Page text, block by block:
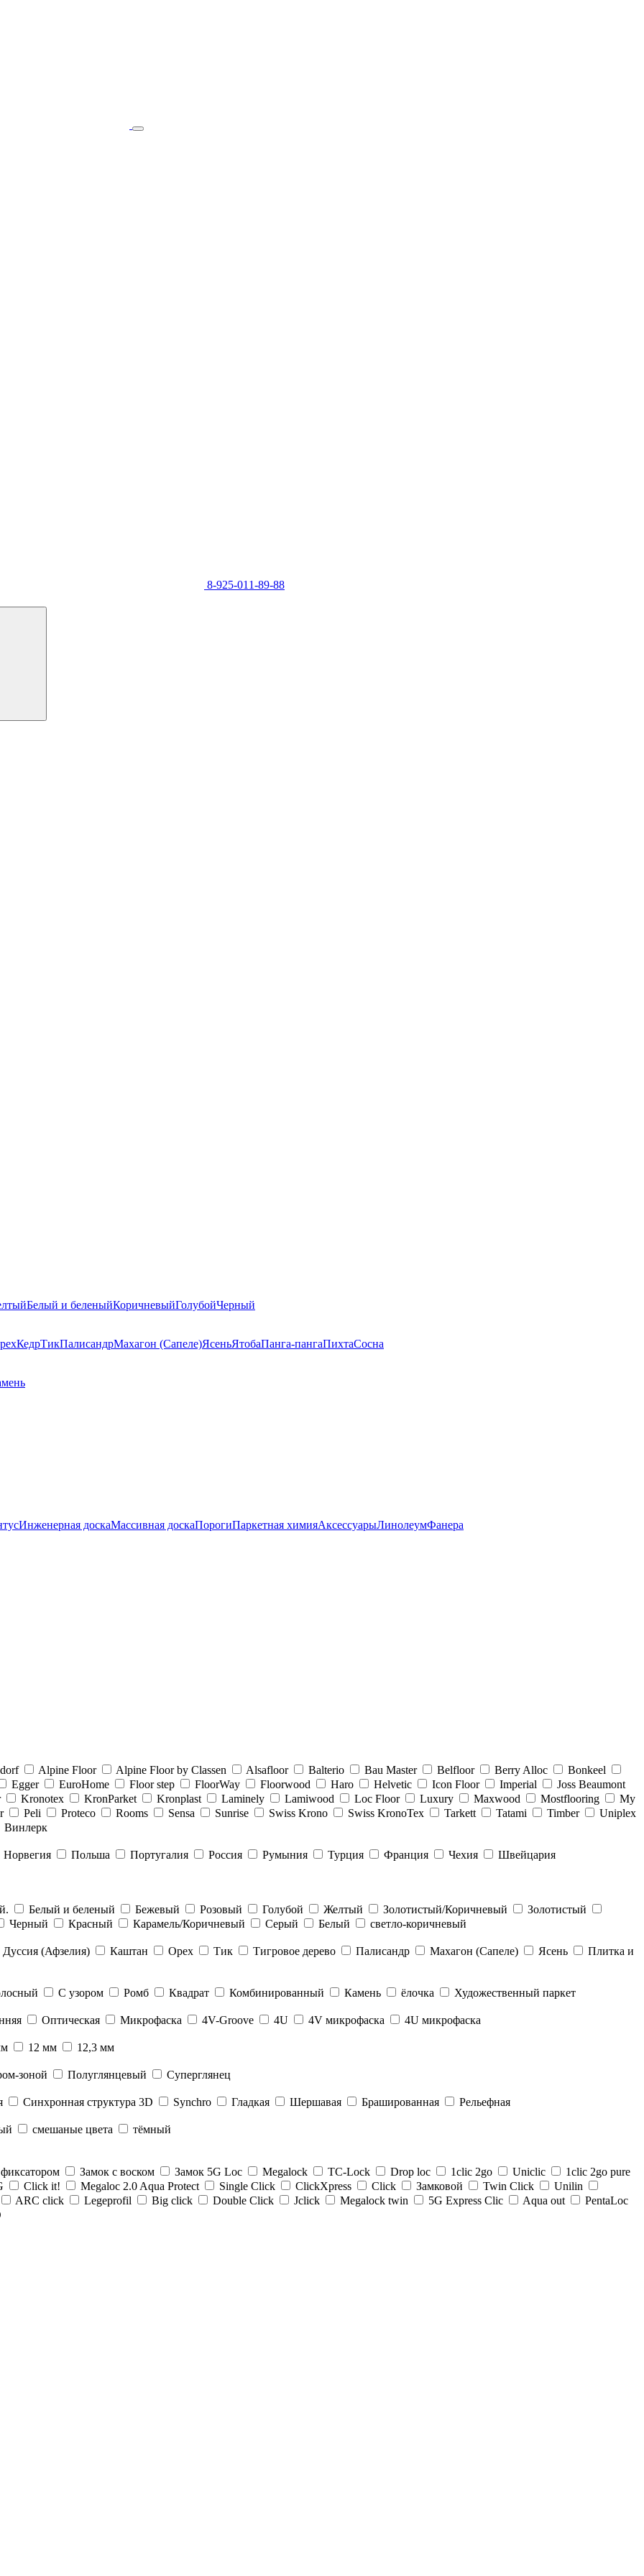
8-925-011-89-88
Белый и беленыйКоричневыйГолубойЧерный
КедрТикПалисандрМахагон (Сапеле)ЯсеньЯтобаПанга-пангаПихтаСосна
Инженерная доскаМассивная доскаПорогиПаркетная химияАксессуарыЛинолеумФанера
Alpine Floor Alpine Floor by Classen Alsafloor Balterio Bau Master Belfloor Berry Alloc
Bonkeel
Egger
EuroHome Floor step FloorWay Floorwood Haro Helvetic Icon Floor Imperial
Joss Beaumont
Kronotex KronParket Kronplast Laminely Lamiwood Loc Floor Luxury Maxwood Mostflooring
My
Peli Proteco Rooms Sensa Sunrise Swiss Krono Swiss KronoTex Tarkett Tatami Timber
Uniplex
Винлерк
Норвегия Польша Португалия Россия Румыния Турция Франция Чехия Швейцария
Белый и беленый Бежевый Розовый Голубой Желтый Золотистый/Коричневый
Золотистый
Черный
Красный Карамель/Коричневый Серый Белый светло-коричневый
Дуссия (Афзелия) Каштан Орех Тик Тигровое дерево Палисандр Махагон (Сапеле) Ясень Плитка и
С узором Ромб Квадрат Комбинированный Камень ёлочка Художественный паркет
Оптическая Микрофаска 4V-Groove 4U 4V микрофаска 4U микрофаска
12 мм 12,3 мм
зоной Полуглянцевый Суперглянец
Cинхронная структура 3D Synchro Гладкая Шершавая Брашированная Рельефная
смешаные цвета тёмный
Замок с воском Замок 5G Loc Megalock TС-Lock Drop loc 1clic 2go Uniclic
1clic 2go pure
Click it! Megaloc 2.0 Aqua Protect Single Click ClickXpress Click Замковой Twin Click
Unilin
ARC click
Legeprofil Big click Double Click Jclick Megalock twin 5G Express Clic Aqua out
PentaLoc